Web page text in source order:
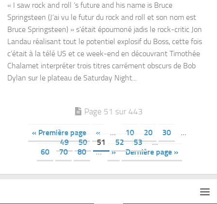
« I saw rock and roll ‘s future and his name is Bruce
Springsteen (J’ai vu le futur du rock and roll et son nom est
Bruce Springsteen) » s’était époumoné jadis le rock-critic Jon
Landau réalisant tout le potentiel explosif du Boss, cette fois
c’était à la télé US et ce week-end en découvrant Timothée
Chalamet interpréter trois titres carrément obscurs de Bob
Dylan sur le plateau de Saturday Night...
Page 51 sur 443
« Première page « … 10 20 30
…
49
50 51 52 53
…
60
70 80 … » Dernière page »